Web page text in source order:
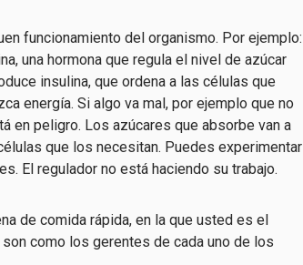
funcionamiento del organismo. Por ejemplo:
una hormona que regula el nivel de azúcar
insulina, que ordena a las células que
energía. Si algo va mal, por ejemplo que no
en peligro. Los azúcares que absorbe van a
que los necesitan. Puedes experimentar
El regulador no está haciendo su trabajo.
de comida rápida, en la que usted es el
como los gerentes de cada uno de los